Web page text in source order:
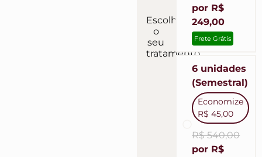
Escolha
o
seu
tratamento:
por R$
249,00
Frete Grátis
6 unidades
(Semestral)
Economize
R$ 45,00
R$ 540,00
por R$